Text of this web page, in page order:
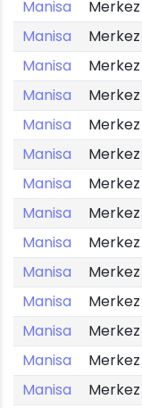
Manisa
Merkez
Manisa
Merkez
Manisa
Merkez
Manisa
Merkez
Manisa
Merkez
Manisa
Merkez
Manisa
Merkez
Manisa
Merkez
Manisa
Merkez
Manisa
Merkez
Manisa
Merkez
Manisa
Merkez
Manisa
Merkez
Manisa
Merkez